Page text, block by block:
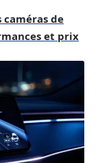
de
et prix